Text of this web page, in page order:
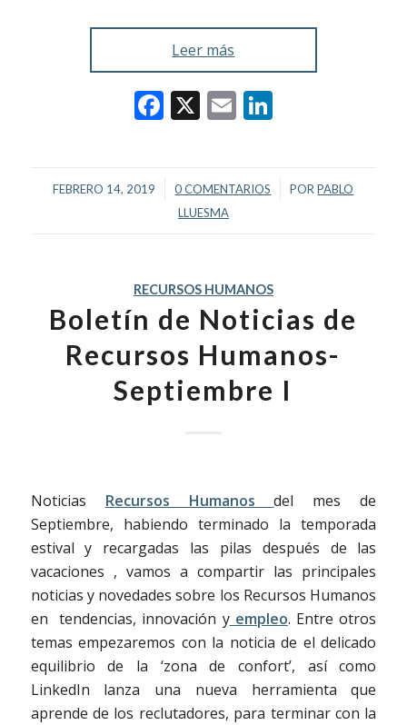
Leer más
Facebook
X EmailLinkedIn
FEBRERO 14, 2019
/ 0 COMENTARIOS
/ PORPABLO
LLUESMA
RECURSOS HUMANOS
Boletín de Noticias de
Recursos Humanos-
Septiembre I
Noticias Recursos Humanosdel mes de
Septiembre, habiendo terminado la temporada
estival y recargadas las pilas después de las
vacaciones , vamos a compartir las principales
noticias y novedades sobre los Recursos Humanos
en tendencias, innovación y empleo. Entre otros
temas empezaremos con la noticia de el delicado
equilibrio de la ‘zona de confort’, así como
LinkedIn lanza una nueva herramienta que
aprende de los reclutadores, para terminar con la